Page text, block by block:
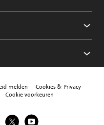
melden
Cookies & Privacy
Cookie voorkeuren
Pinterest
Jumbo Twitter
Jumbo YouTube